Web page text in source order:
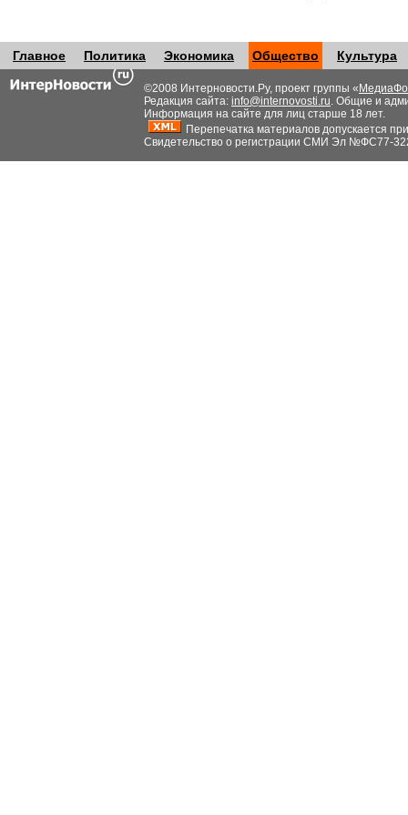
Главное Политика Экономика Общество Культура
©2008 Интерновости.Ру, проект группы «
Редакция сайта: info@internovosti.ru. Общие и
Информация на сайте для лиц старше 18 лет.
Перепечатка материалов допускается
Свидетельство о регистрации СМИ Эл №ФС77-